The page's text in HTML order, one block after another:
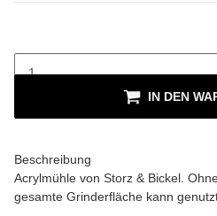
IN DEN
Beschreibung
Acrylmühle von Storz & Bickel.
gesamte Grinderfläche kann